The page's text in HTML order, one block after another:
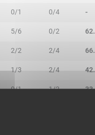
0/1 0/4 -
5/6 0/2
2/2 2/4
1/3 2/4
0/1 1/2